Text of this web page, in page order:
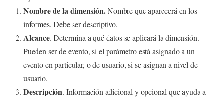
Nombre de la dimensión.Nombre que aparecerá en los
informes. Debe ser descriptivo.
Alcance. Determina a qué datos se aplicará la dimensión.
Pueden ser de evento, si el parámetro está asignado a un
evento en particular, o de usuario, si se asignan a nivel de
usuario.
Descripción. Información adicional y opcional que ayuda a